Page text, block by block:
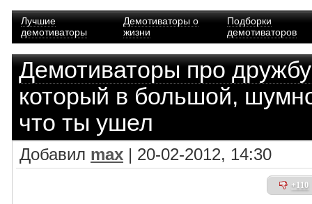
Лучшие
демотиваторы
Демотиваторы о
жизни
Подборки
демотиваторов
Демотиваторы про дружбу
который в большой,
что ты ушел
Добавил max | 20-02-2012, 14:30
+110